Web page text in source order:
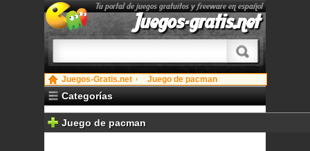
Tu portal de juegos gratuitos y freeware en español
Juegos-gratis.net
Juegos-Gratis.net Juego de pacman
Categorías
Juego de pacman